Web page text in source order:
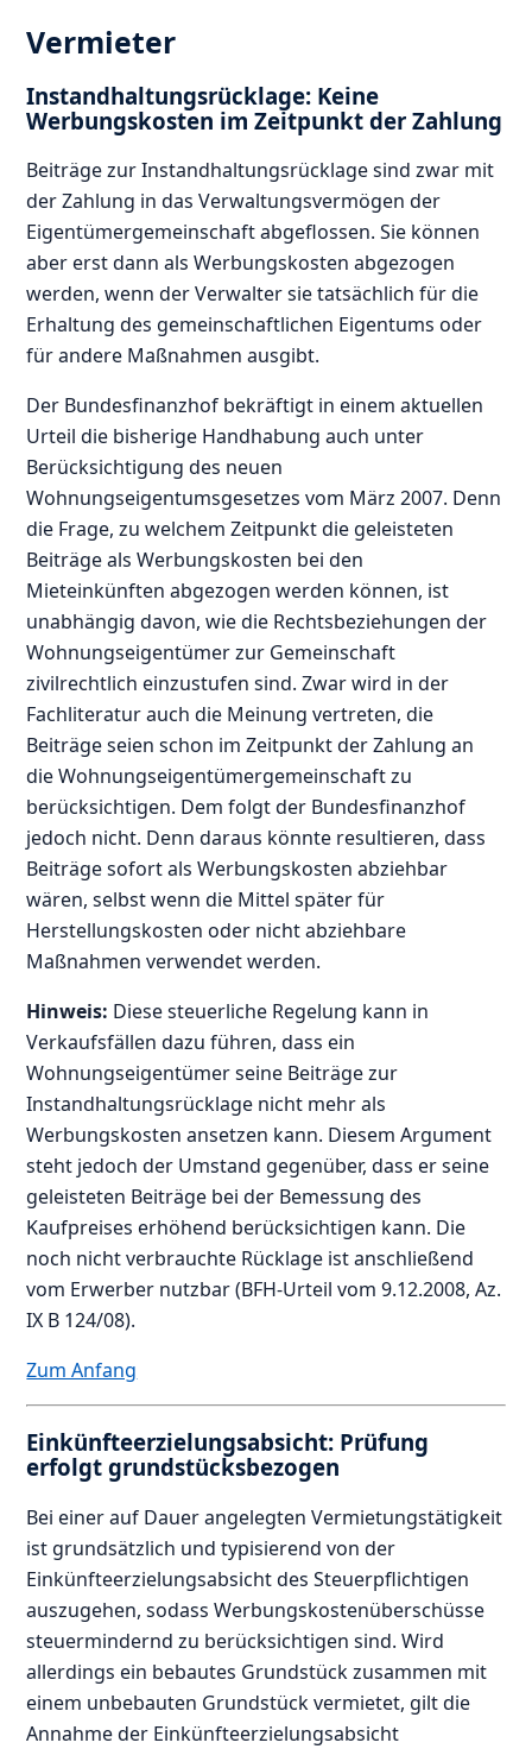
Vermieter
Instandhaltungsrücklage: Keine
Werbungskosten im Zeitpunkt der Zahlung
Beiträge zur Instandhaltungsrücklage sind zwar mit
der Zahlung in das Verwaltungsvermögen der
Eigentümergemeinschaft abgeflossen. Sie können
aber erst dann als Werbungskosten abgezogen
werden, wenn der Verwalter sie tatsächlich für die
Erhaltung des gemeinschaftlichen Eigentums oder
für andere Maßnahmen ausgibt.
Der Bundesfinanzhof bekräftigt in einem aktuellen
Urteil die bisherige Handhabung auch unter
Berücksichtigung des neuen
Wohnungseigentumsgesetzes vom März 2007. Denn
die Frage, zu welchem Zeitpunkt die geleisteten
Beiträge als Werbungskosten bei den
Mieteinkünften abgezogen werden können, ist
unabhängig davon, wie die Rechtsbeziehungen der
Wohnungseigentümer zur Gemeinschaft
zivilrechtlich einzustufen sind. Zwar wird in der
Fachliteratur auch die Meinung vertreten, die
Beiträge seien schon im Zeitpunkt der Zahlung an
die Wohnungseigentümergemeinschaft zu
berücksichtigen. Dem folgt der Bundesfinanzhof
jedoch nicht. Denn daraus könnte resultieren, dass
Beiträge sofort als Werbungskosten abziehbar
wären, selbst wenn die Mittel später für
Herstellungskosten oder nicht abziehbare
Maßnahmen verwendet werden.
Hinweis: Diese steuerliche Regelung kann in
Verkaufsfällen dazu führen, dass ein
Wohnungseigentümer seine Beiträge zur
Instandhaltungsrücklage nicht mehr als
Werbungskosten ansetzen kann. Diesem Argument
steht jedoch der Umstand gegenüber, dass er seine
geleisteten Beiträge bei der Bemessung des
Kaufpreises erhöhend berücksichtigen kann. Die
noch nicht verbrauchte Rücklage ist anschließend
vom Erwerber nutzbar (BFH-Urteil vom 9.12.2008, Az.
IX B 124/08).
Zum Anfang
Einkünfteerzielungsabsicht: Prüfung
erfolgt grundstücksbezogen
Bei einer auf Dauer angelegten Vermietungstätigkeit
ist grundsätzlich und typisierend von der
Einkünfteerzielungsabsicht des Steuerpflichtigen
auszugehen, sodass Werbungskostenüberschüsse
steuermindernd zu berücksichtigen sind. Wird
allerdings ein bebautes Grundstück zusammen mit
einem unbebauten Grundstück vermietet, gilt die
Annahme der Einkünfteerzielungsabsicht